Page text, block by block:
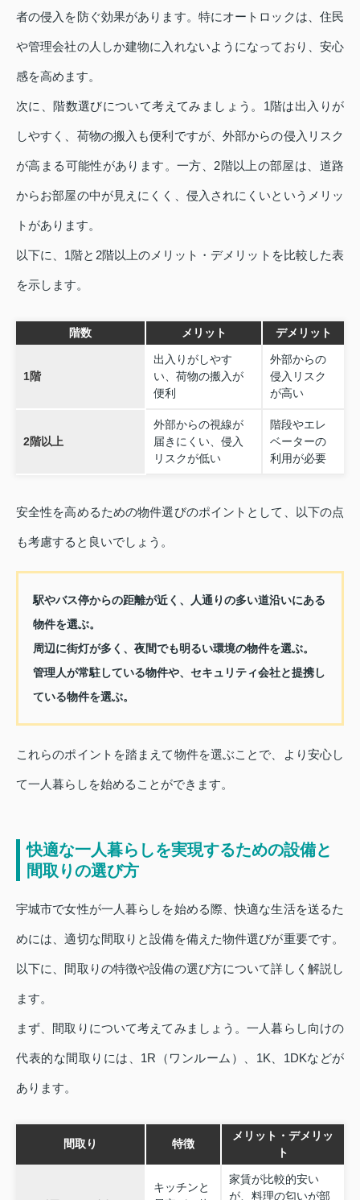
者の侵入を防ぐ効果があります。特にオートロックは、住民
や管理会社の人しか建物に入れないようになっており、安心
感を高めます。
次に、階数選びについて考えてみましょう。1階は出入りが
しやすく、荷物の搬入も便利ですが、外部からの侵入リスク
が高まる可能性があります。一方、2階以上の部屋は、道路
からお部屋の中が見えにくく、侵入されにくいというメリッ
トがあります。
以下に、1階と2階以上のメリット・デメリットを比較した表
を示します。
階数 メリット デメリット
1階
出入りがしやす
い、荷物の搬入が
便利
外部からの
侵入リスク
が高い
2階以上
外部からの視線が
届きにくい、侵入
リスクが低い
階段やエレ
ベーターの
利用が必要
安全性を高めるための物件選びのポイントとして、以下の点
も考慮すると良いでしょう。
駅やバス停からの距離が近く、人通りの多い道沿いにある
物件を選ぶ。
周辺に街灯が多く、夜間でも明るい環境の物件を選ぶ。
管理人が常駐している物件や、セキュリティ会社と提携し
ている物件を選ぶ。
これらのポイントを踏まえて物件を選ぶことで、より安心し
て一人暮らしを始めることができます。
快適な一人暮らしを実現するための設備と
間取りの選び方
宇城市で女性が一人暮らしを始める際、快適な生活を送るた
めには、適切な間取りと設備を備えた物件選びが重要です。
以下に、間取りの特徴や設備の選び方について詳しく解説し
ます。
まず、間取りについて考えてみましょう。一人暮らし向けの
代表的な間取りには、1R（ワンルーム）、1K、1DKなどが
あります。
間取り 特徴
メリット・デメリッ
ト
キッチンと
家賃が比較的安い
が、料理の匂いが部